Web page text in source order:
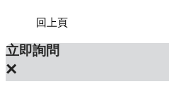
回上頁
立即詢問
×